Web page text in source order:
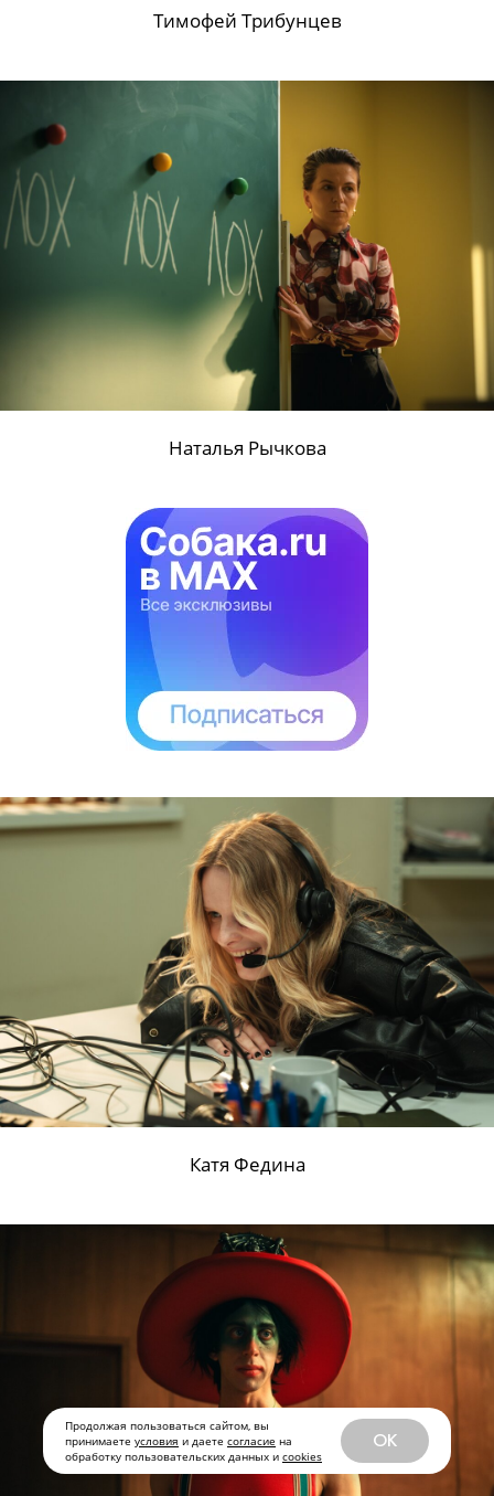
Продолжая пользоваться сайтом, вы
принимаете условия и даете согласие на
обработку пользовательских данных и cookies
OK
Тимофей Трибунцев
Наталья Рычкова
Катя Федина